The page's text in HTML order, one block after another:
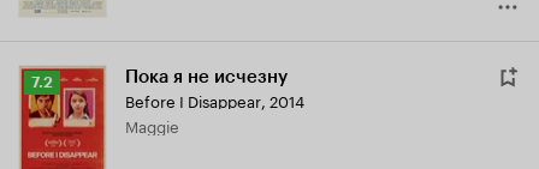
Рейтинг
Кинопоиска
7.2
7.2 Пока я не исчезну
Before I Disappear, 2014
Maggie